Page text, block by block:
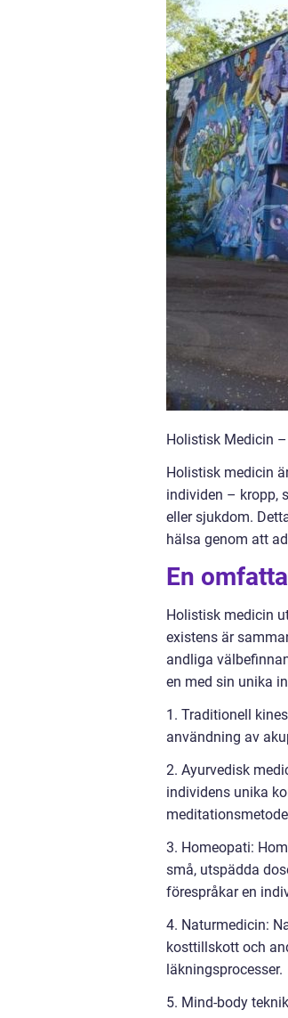
Holistisk Medicin
Holistisk medicin
individen – kropp,
eller sjukdom.
hälsa genom att
En
Holistisk medicin
existens är
andliga
en med sin unika
1. Traditionell
användning av
2. Ayurvedisk
individens unika
3. Homeopati:
små, utspädda
förespråkar en
4. Naturmedicin:
kosttillskott och
läkningsprocesser.
5. Mind-body